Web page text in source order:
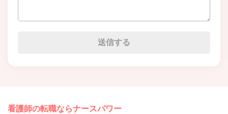
看護師の転職ならナースパワー